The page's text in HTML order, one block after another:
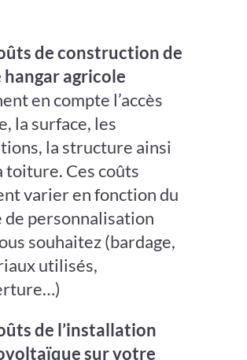
de construction de
agricole
en compte l’accès
la surface, les
la structure ainsi
toiture. Ces coûts
varier en fonction du
de personnalisation
souhaitez (bardage,
utilisés,
de l’installation
sur votre